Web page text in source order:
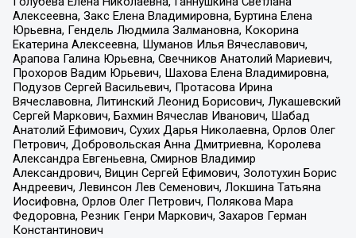
Алексеевна, Закс Елена Владимировна, Буртина Елена
Юрьевна, Гендель Людмила Залмановна, Кокорина
Екатерина Алексеевна, Шуманов Илья Вячеславович,
Арапова Галина Юрьевна, Свечников Анатолий Мариевич,
Прохоров Вадим Юрьевич, Шахова Елена Владимировна,
Подузов Сергей Васильевич, Протасова Ирина
Вячеславовна, Литинский Леонид Борисович, Лукашевский
Сергей Маркович, Бахмин Вячеслав Иванович, Шабад
Анатолий Ефимович, Сухих Дарья Николаевна, Орлов Олег
Петрович, Добровольская Анна Дмитриевна, Королева
Александра Евгеньевна, Смирнов Владимир
Александрович, Вицин Сергей Ефимович, Золотухин Борис
Андреевич, Левинсон Лев Семенович, Локшина Татьяна
Иосифовна, Орлов Олег Петрович, Полякова Мара
Федоровна, Резник Генри Маркович, Захаров Герман
Константинович